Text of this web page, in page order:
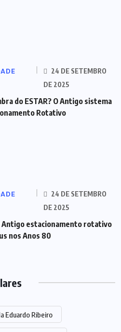
24 DE SETEMBRO
DE 2025
do ESTAR? O Antigo sistema
Rotativo
24 DE SETEMBRO
DE 2025
Antigo estacionamento rotativo
nos Anos 80
Eduardo Ribeiro